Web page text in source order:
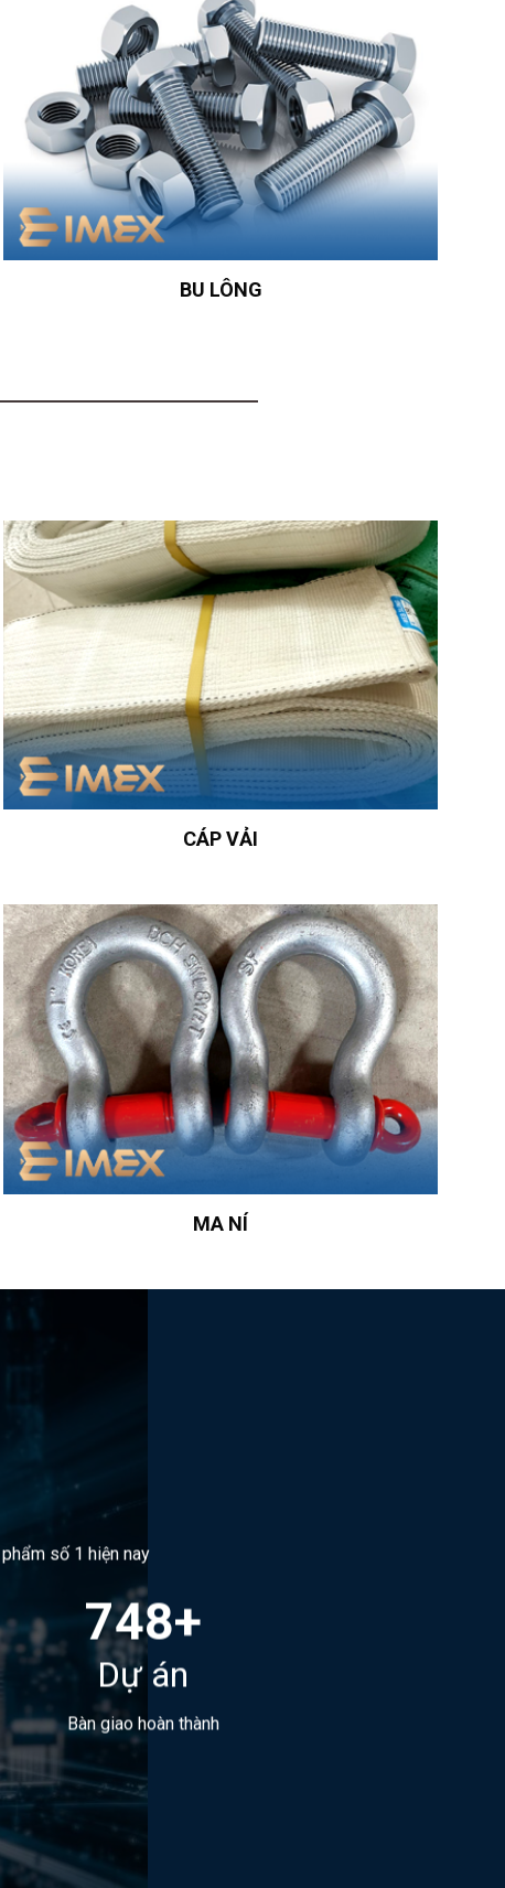
BU LÔNG
CÁP VẢI
MA NÍ
số 1 hiện nay
748+
Dự án
Bàn giao hoàn thành